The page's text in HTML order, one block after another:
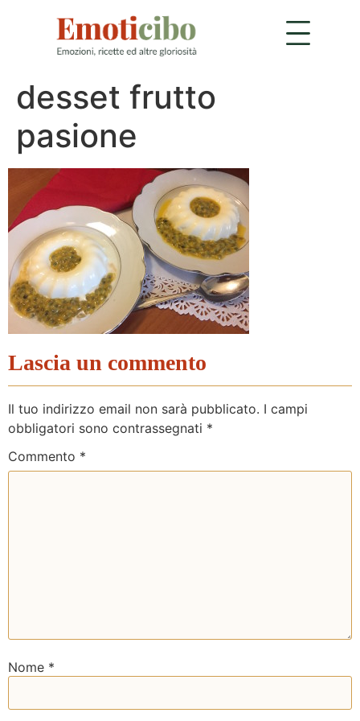
desset frutto
pasione
Lascia un commento
Il tuo indirizzo email non sarà pubblicato. I campi
obbligatori sono contrassegnati *
Commento *
Nome *